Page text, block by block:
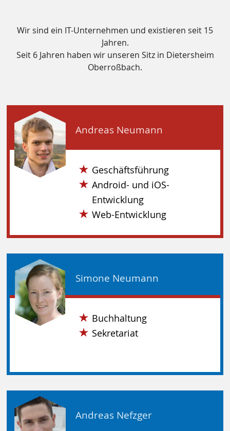
Wir sind ein IT-Unternehmen und existieren seit 15
Jahren.
Seit 6 Jahren haben wir unseren Sitz in Dietersheim
Oberroßbach.
Andreas Neumann
Geschäftsführung
Android- und iOS-
Entwicklung
Web-Entwicklung
Simone Neumann
Buchhaltung
Sekretariat
Andreas Nefzger